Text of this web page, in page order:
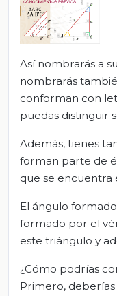
Así nombrarás a
nombrarás
conforman con
puedas distinguir
Además, tienes
forman parte de
que se encuentra
El ángulo
formado por el
este triángulo y
¿Cómo podrías
Primero,